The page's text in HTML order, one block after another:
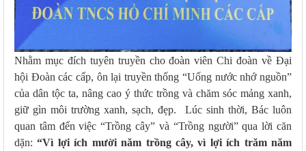
Nhằm mục đích tuyên truyền cho đoàn viên Chi đoàn về Đại
hội Đoàn các cấp, ôn lại truyền thống “Uống nước nhớ nguồn”
của dân tộc ta, nâng cao ý thức trồng và chăm sóc mảng xanh,
giữ gìn môi trường xanh, sạch, đẹp. Lúc sinh thời, Bác luôn
quan tâm đến việc “Trồng cây” và “Trồng người” qua lời căn
dặn: “Vì lợi ích mười năm trồng cây, vì lợi ích trăm năm